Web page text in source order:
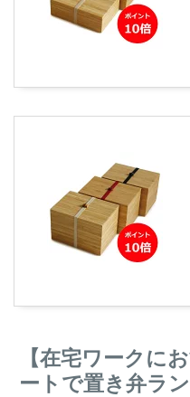
【在宅ワークに
ートで置き弁ラ